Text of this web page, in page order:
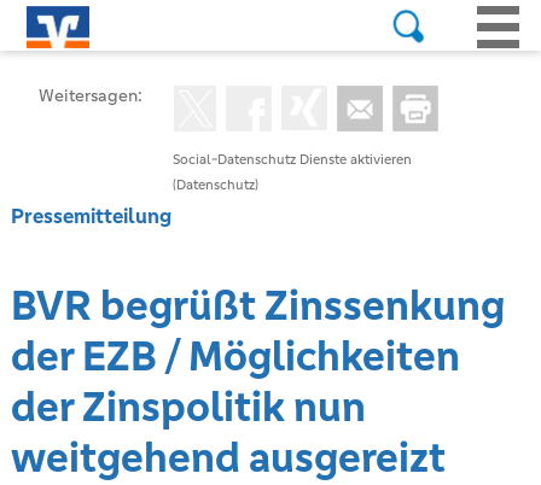
Social-Datenschutz Dienste aktivieren
(Datenschutz)
Weitersagen:
Pressemitteilung
BVR begrüßt Zinssenkung
der EZB / Möglichkeiten
der Zinspolitik nun
weitgehend ausgereizt